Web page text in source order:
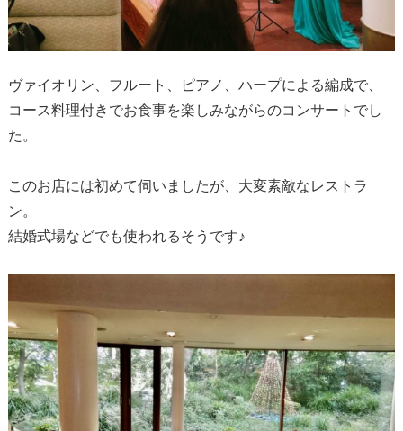
ヴァイオリン、フルート、ピアノ、ハープによる編成で、
コース料理付きでお食事を楽しみながらのコンサートでし
た。
このお店には初めて伺いましたが、大変素敵なレストラ
ン。
結婚式場などでも使われるそうです♪